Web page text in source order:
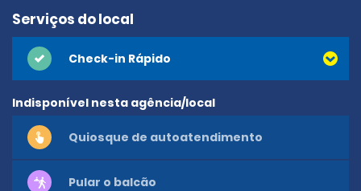
Serviços do local
Check-in Rápido
Indisponível nesta agência/local
Quiosque de autoatendimento
Pular o balcão